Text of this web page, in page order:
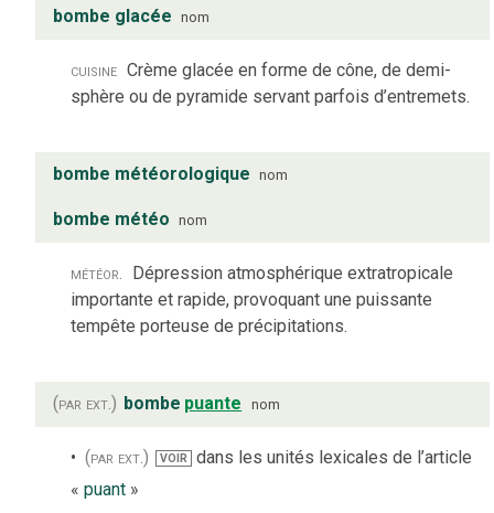
bombe glacée nom
cuisine Crème glacée en forme de cône, de demi-
sphère ou de pyramide servant parfois d’entremets.
bombe météorologique nom
bombe météo nom
météor.
Dépression atmosphérique extratropicale
importante et rapide, provoquant une puissante
tempête porteuse de précipitations.
(par ext.) bombe puante nom
(par ext.) VOIR dans les unités lexicales de l’article
« puant »